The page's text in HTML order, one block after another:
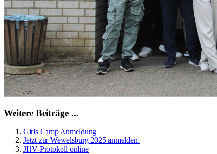
Weitere Beiträge ...
Girls Camp Anmeldung
Jetzt zur Wewelsburg 2025 anmelden!
JHV-Protokoll online